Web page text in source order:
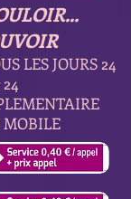
LES JOURS 24
MOBILE